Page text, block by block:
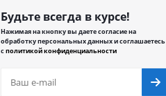
Будьте всегда в курсе!
Нажимая на кнопку вы даете согласие на
обработку персональных данных и соглашаетесь
сполитикой конфиденциальности